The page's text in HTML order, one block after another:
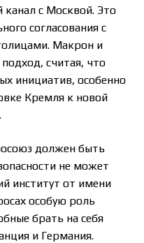
канал с Москвой. Это
согласования с
Макрон и
считая, что
инициатив, особенно
Кремля к новой
должен быть
не может
институт от имени
особую роль
брать на себя
и Германия.